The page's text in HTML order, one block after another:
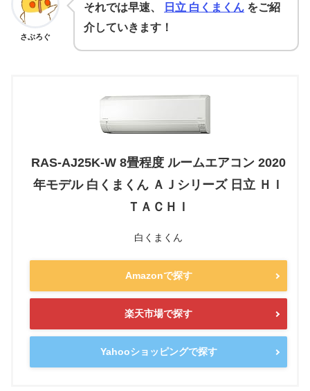
さぶろぐ
それでは早速、 日立 白くまくん をご紹
介していきます！
RAS-AJ25K-W 8畳程度 ルームエアコン 2020
年モデル 白くまくん ＡＪシリーズ 日立 ＨＩ
ＴＡＣＨＩ
白くまくん
Amazonで探す
楽天市場で探す
Yahooショッピングで探す